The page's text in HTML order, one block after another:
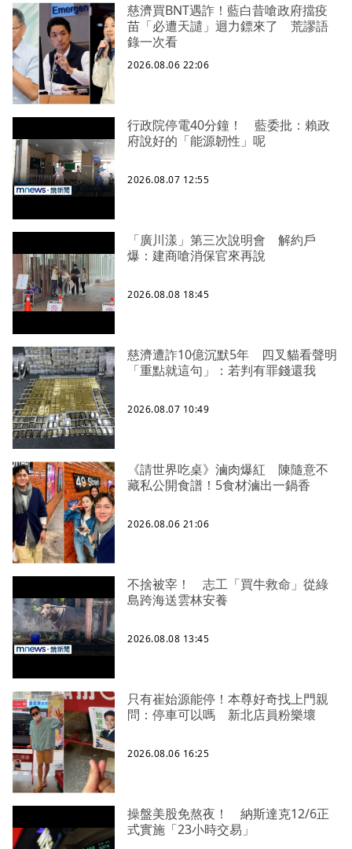
慈濟買BNT遇詐！藍白昔嗆政府擋疫
苗「必遭天譴」迴力鏢來了 荒謬語
錄一次看
2026.08.06 22:06
行政院停電40分鐘！ 藍委批：賴政
府說好的「能源韌性」呢
2026.08.07 12:55
「廣川漾」第三次說明會 解約戶
爆：建商嗆消保官來再說
2026.08.08 18:45
慈濟遭詐10億沉默5年 四叉貓看聲明
「重點就這句」：若判有罪錢還我
2026.08.07 10:49
《請世界吃桌》滷肉爆紅 陳隨意不
藏私公開食譜！5食材滷出一鍋香
2026.08.06 21:06
不捨被宰！ 志工「買牛救命」從綠
島跨海送雲林安養
2026.08.08 13:45
只有崔始源能停！本尊好奇找上門親
問：停車可以嗎 新北店員粉樂壞
2026.08.06 16:25
操盤美股免熬夜！ 納斯達克12/6正
式實施「23小時交易」